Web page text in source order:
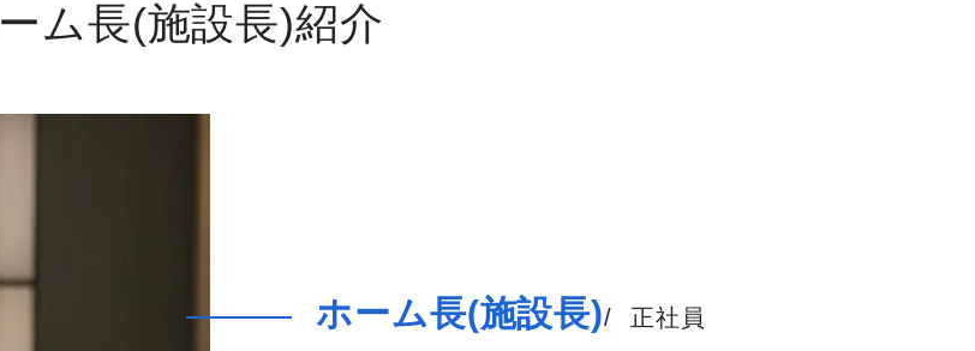
ホーム長(施設長)紹介
ホーム長(施設長)/ 正社員